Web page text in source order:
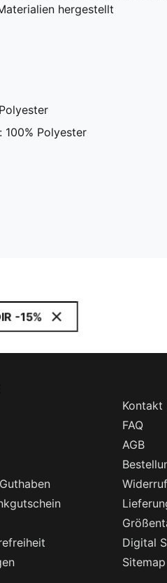
hergestellt
100% Polyester
-15%
Kontakt
FAQ
AGB
Digital
Sitemap